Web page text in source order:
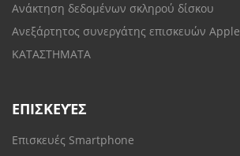
Ανάκτηση δεδομένων σκληρού δίσκου
Ανεξάρτητος συνεργάτης επισκευών Apple
ΚΑΤΑΣΤΗΜΑΤΑ
ΕΠΙΣΚΕΥΈΣ
Επισκευές Smartphone